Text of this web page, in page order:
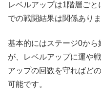
レベルアップは1階層ご
での戦闘結果は関係ありま
基本的にはステージ0か
が、レベルアップに運や
アップの回数を守ればど
可能です。